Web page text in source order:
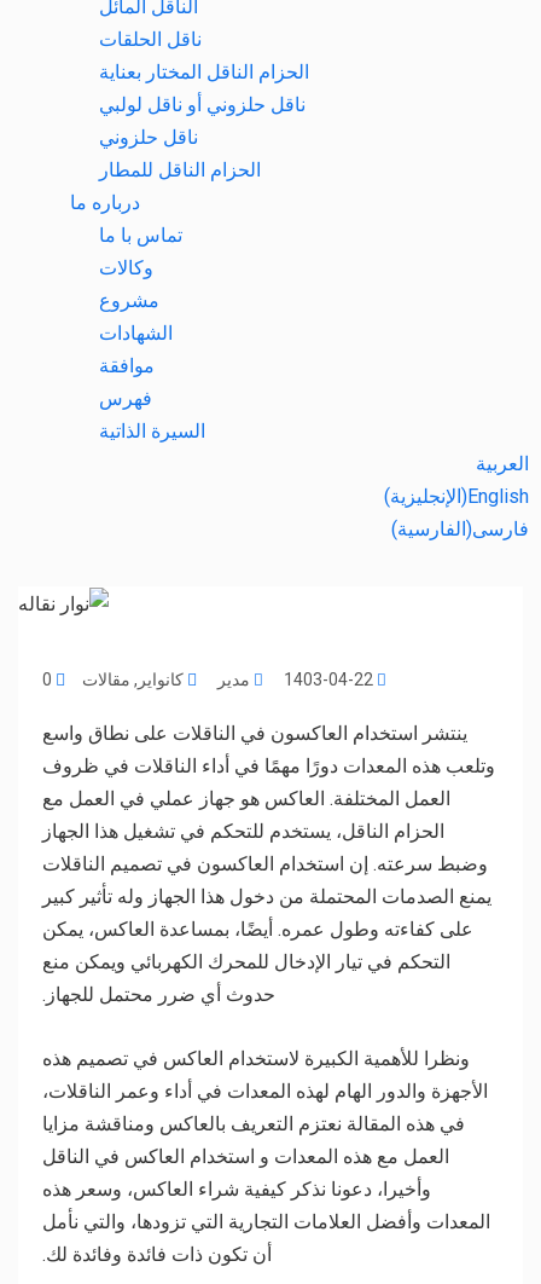
الناقل المائل
ناقل الحلقات
الحزام الناقل المختار بعناية
ناقل حلزوني أو ناقل لولبي
ناقل حلزوني
الحزام الناقل للمطار
درباره ما
تماس با ما
وكالات
مشروع
الشهادات
موافقة
فهرس
السيرة الذاتية
العربية
English
(الإنجليزية)
فارسی(الفارسية)
مدیر کانوایر , مقالات
ينتشر استخدام العاكسون في الناقلات على نطاق واسع
وتلعب هذه المعدات دورًا مهمًا في أداء الناقلات في ظروف
العمل المختلفة. العاكس هو جهاز عملي في العمل مع
الحزام الناقل، يستخدم للتحكم في تشغيل هذا الجهاز
وضبط سرعته. إن استخدام العاكسون في تصميم الناقلات
يمنع الصدمات المحتملة من دخول هذا الجهاز وله تأثير كبير
على كفاءته وطول عمره. أيضًا، بمساعدة العاكس، يمكن
التحكم في تيار الإدخال للمحرك الكهربائي ويمكن منع
حدوث أي ضرر محتمل للجهاز.
ونظرا للأهمية الكبيرة لاستخدام العاكس في تصميم هذه
الأجهزة والدور الهام لهذه المعدات في أداء وعمر الناقلات،
في هذه المقالة نعتزم التعريف بالعاكس ومناقشة مزايا
العمل مع هذه المعدات و استخدام العاكس في الناقل
وأخيرا، دعونا نذكر كيفية شراء العاكس، وسعر هذه
المعدات وأفضل العلامات التجارية التي تزودها، والتي نأمل
أن تكون ذات فائدة وفائدة لك.